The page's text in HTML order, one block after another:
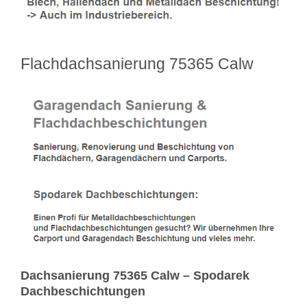
Flachdachsanierung 75365 Calw
Dachsanierung 75365 Calw – Spodarek
Dachbeschichtungen